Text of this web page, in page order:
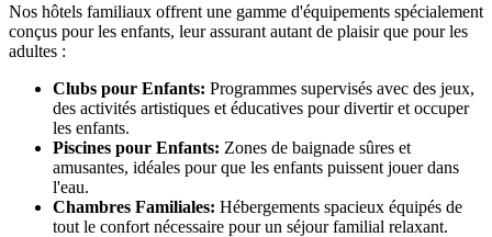
Nos hôtels familiaux offrent une gamme d'équipements spécialement
conçus pour les enfants, leur assurant autant de plaisir que pour les
adultes :
Clubs pour Enfants: Programmes supervisés avec des jeux,
des activités artistiques et éducatives pour divertir et occuper
les enfants.
Piscines pour Enfants: Zones de baignade sûres et
amusantes, idéales pour que les enfants puissent jouer dans
l'eau.
Chambres Familiales: Hébergements spacieux équipés de
tout le confort nécessaire pour un séjour familial relaxant.